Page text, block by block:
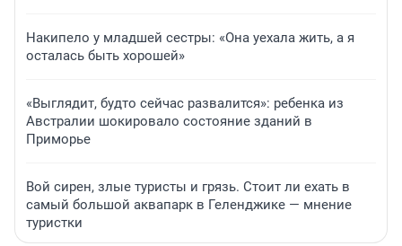
Накипело у младшей сестры: «Она уехала жить, а я
осталась быть хорошей»
«Выглядит, будто сейчас развалится»: ребенка из
Австралии шокировало состояние зданий в
Приморье
Вой сирен, злые туристы и грязь. Стоит ли ехать в
самый большой аквапарк в Геленджике — мнение
туристки